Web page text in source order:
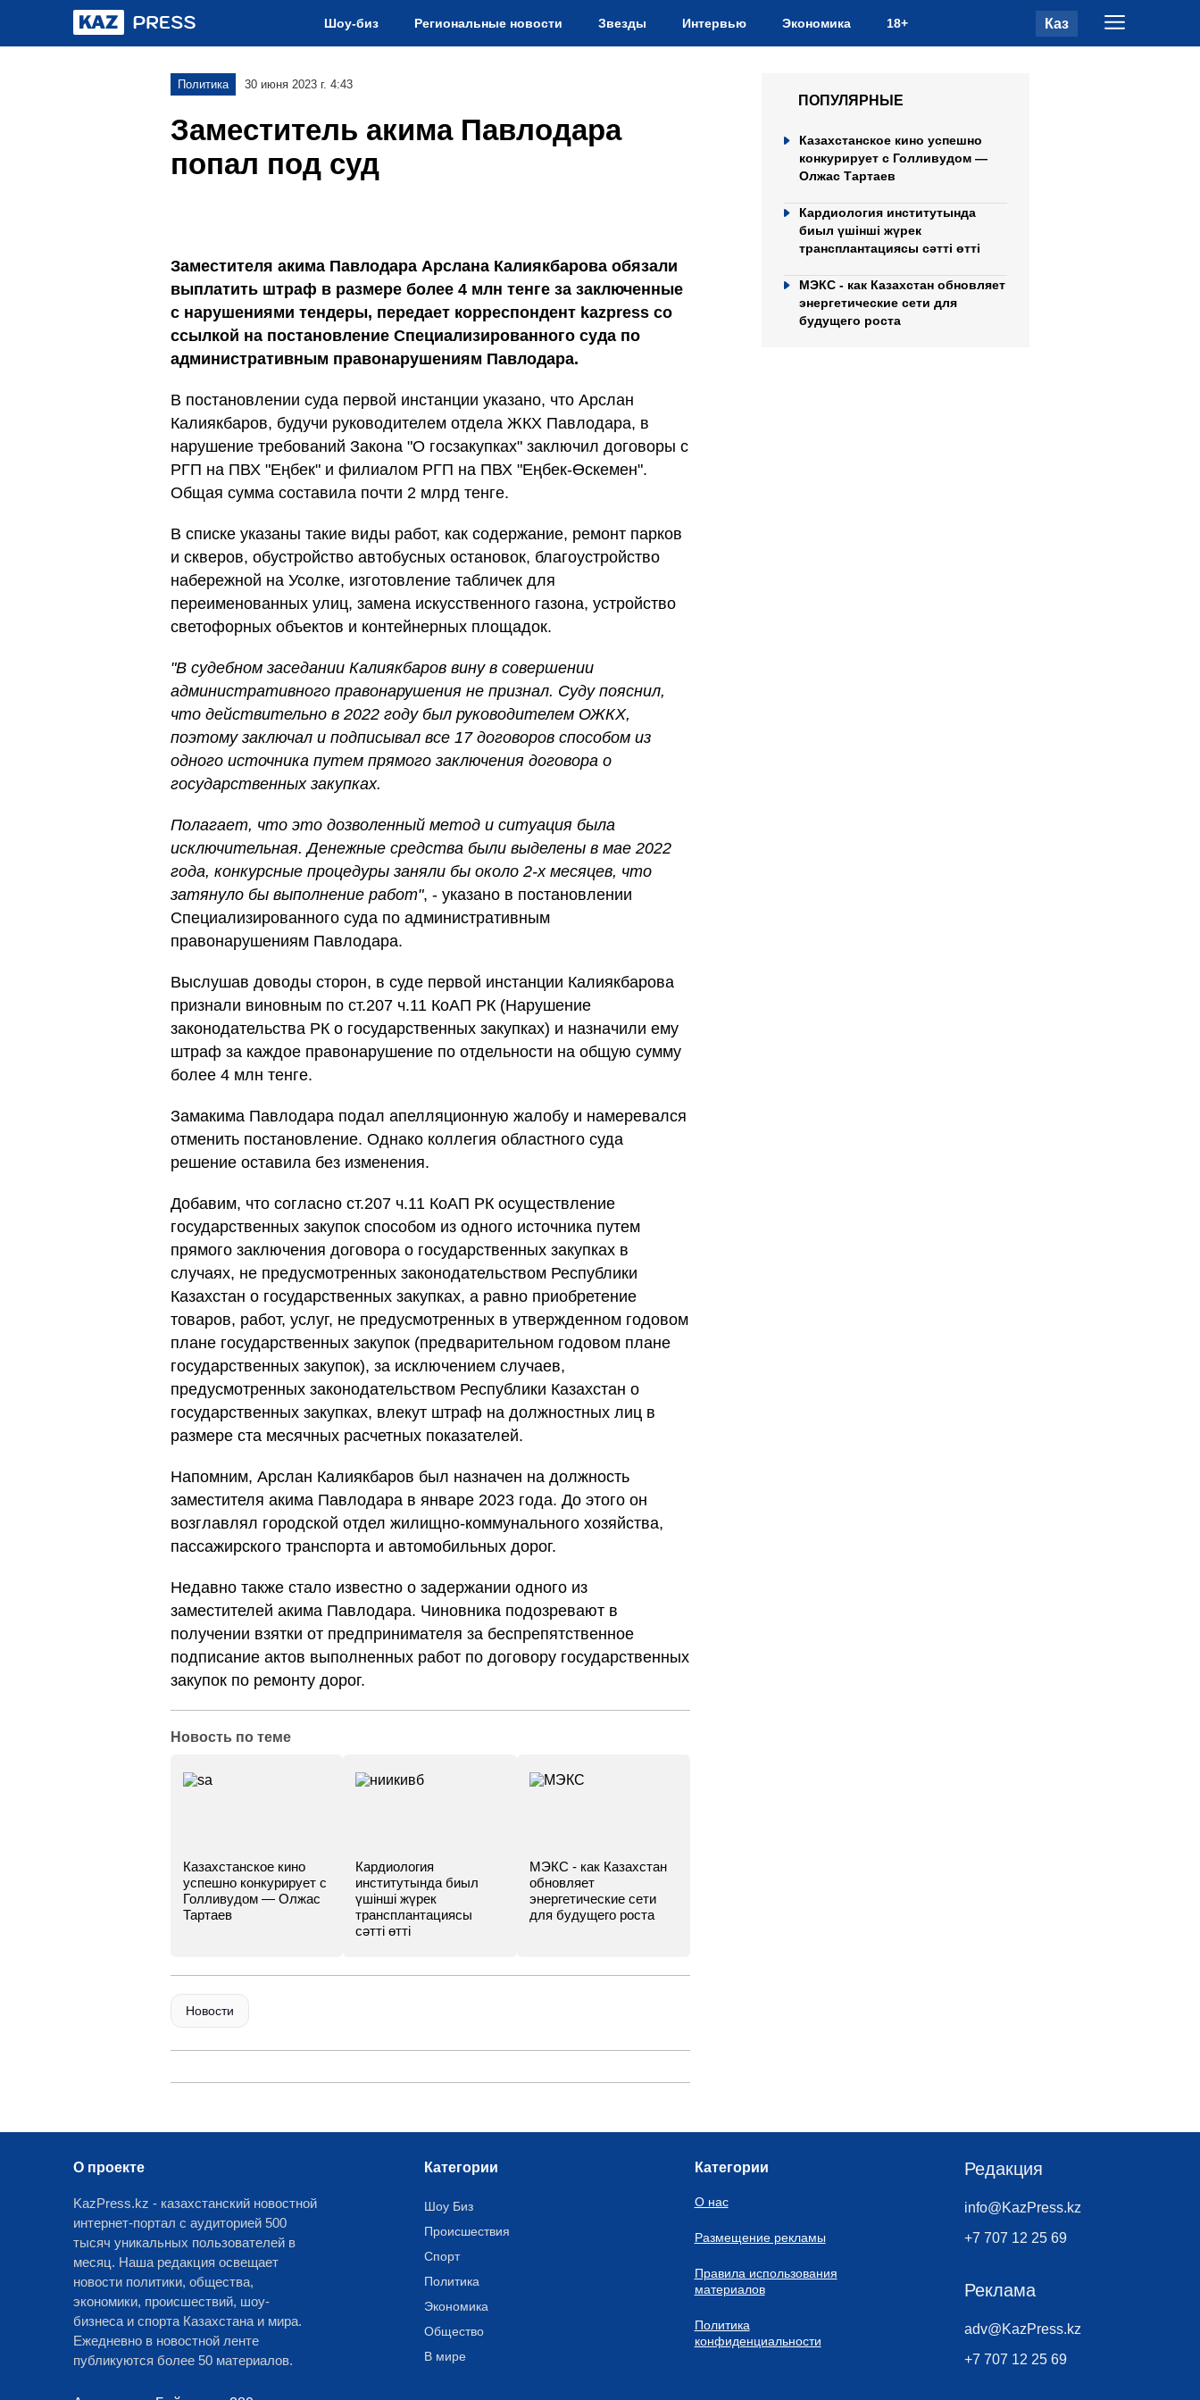
Шоу-биз Региональные новости Звезды Интервью Экономика 18+ Каз
Политика 30 июня 2023 г. 4:43
Заместитель акима Павлодара
попал под суд
Заместителя акима Павлодара Арслана Калиякбарова обязали
выплатить штраф в размере более 4 млн тенге за заключенные
с нарушениями тендеры, передает корреспондент kazpress со
ссылкой на постановление Специализированного суда по
административным правонарушениям Павлодара.
В постановлении суда первой инстанции указано, что Арслан
Калиякбаров, будучи руководителем отдела ЖКХ Павлодара, в
нарушение требований Закона "О госзакупках" заключил договоры с
РГП на ПВХ "Еңбек" и филиалом РГП на ПВХ "Еңбек-Өскемен".
Общая сумма составила почти 2 млрд тенге.
В списке указаны такие виды работ, как содержание, ремонт парков
и скверов, обустройство автобусных остановок, благоустройство
набережной на Усолке, изготовление табличек для
переименованных улиц, замена искусственного газона, устройство
светофорных объектов и контейнерных площадок.
"В судебном заседании Калиякбаров вину в совершении
административного правонарушения не признал. Суду пояснил,
что действительно в 2022 году был руководителем ОЖКХ,
поэтому заключал и подписывал все 17 договоров способом из
одного источника путем прямого заключения договора о
государственных закупках.
Полагает, что это дозволенный метод и ситуация была
исключительная. Денежные средства были выделены в мае 2022
года, конкурсные процедуры заняли бы около 2-х месяцев, что
затянуло бы выполнение работ", - указано в постановлении
Специализированного суда по административным
правонарушениям Павлодара.
Выслушав доводы сторон, в суде первой инстанции Калиякбарова
признали виновным по ст.207 ч.11 КоАП РК (Нарушение
законодательства РК о государственных закупках) и назначили ему
штраф за каждое правонарушение по отдельности на общую сумму
более 4 млн тенге.
Замакима Павлодара подал апелляционную жалобу и намеревался
отменить постановление. Однако коллегия областного суда
решение оставила без изменения.
Добавим, что согласно ст.207 ч.11 КоАП РК осуществление
государственных закупок способом из одного источника путем
прямого заключения договора о государственных закупках в
случаях, не предусмотренных законодательством Республики
Казахстан о государственных закупках, а равно приобретение
товаров, работ, услуг, не предусмотренных в утвержденном годовом
плане государственных закупок (предварительном годовом плане
государственных закупок), за исключением случаев,
предусмотренных законодательством Республики Казахстан о
государственных закупках, влекут штраф на должностных лиц в
размере ста месячных расчетных показателей.
Напомним, Арслан Калиякбаров был назначен на должность
заместителя акима Павлодара в январе 2023 года. До этого он
возглавлял городской отдел жилищно-коммунального хозяйства,
пассажирского транспорта и автомобильных дорог.
Недавно также стало известно о задержании одного из
заместителей акима Павлодара. Чиновника подозревают в
получении взятки от предпринимателя за беспрепятственное
подписание актов выполненных работ по договору государственных
закупок по ремонту дорог.
Новость по теме
Казахстанское кино
успешно конкурирует с
Голливудом — Олжас
Тартаев
Кардиология
институтында биыл
үшінші жүрек
трансплантациясы
сәтті өтті
МЭКС - как Казахстан
обновляет
энергетические сети
для будущего роста
Новости
ПОПУЛЯРНЫЕ
Казахстанское кино успешно
конкурирует с Голливудом —
Олжас Тартаев
Кардиология институтында
биыл үшінші жүрек
трансплантациясы сәтті өтті
МЭКС - как Казахстан обновляет
энергетические сети для
будущего роста
О проекте
KazPress.kz - казахстанский новостной
интернет-портал с аудиторией 500
тысяч уникальных пользователей в
месяц. Наша редакция освещает
новости политики, общества,
экономики, происшествий, шоу-
бизнеса и спорта Казахстана и мира.
Ежедневно в новостной ленте
публикуются более 50 материалов.
Категории
Шоу Биз
Происшествия
Спорт
Политика
Экономика
Общество
В мире
Категории
О нас
Размещение рекламы
Правила использования
материалов
Политика
конфиденциальности
Редакция
info@KazPress.kz
+7 707 12 25 69
Реклама
adv@KazPress.kz
+7 707 12 25 69